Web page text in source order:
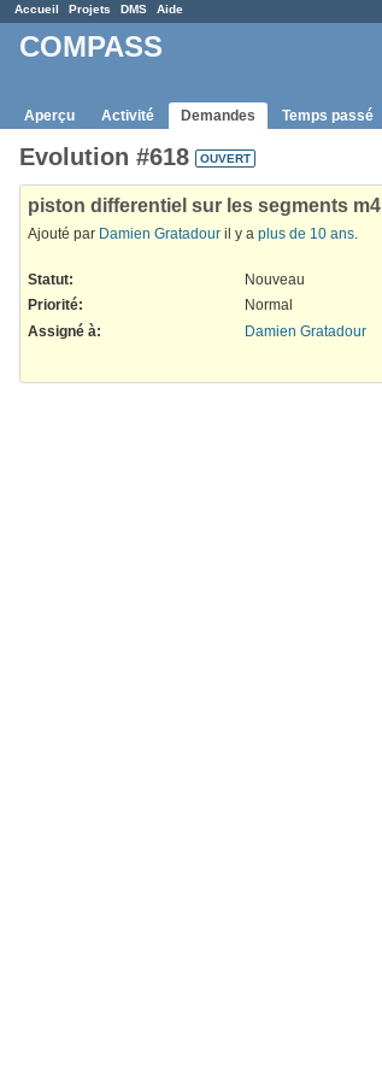
Accueil Projets DMS Aide
COMPASS
Aperçu Activité Demandes Temps passé
Evolution #618 OUVERT
piston differentiel sur les segments m4
Ajouté par Damien Gratadour il y a plus de 10 ans.
Statut:
Nouveau
Priorité:
Normal
Assigné à:
Damien Gratadour